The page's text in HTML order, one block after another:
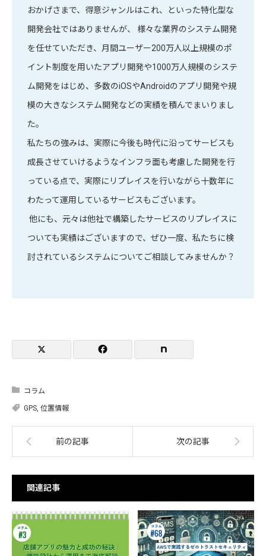
おかげさまで、得意ジャンルはこれ、といった特化型な
開発会社ではありませんが、 様々な業界のシステム開発
を任せていただき、月間ユーザー200万人以上規模のポ
イント制度を用いたアプリ開発や1000万人規模のシステ
ム開発をはじめ、多数のiOSやAndroidのアプリ開発や規
模の大きなシステム開発などの実績を積んでまいりまし
た。
私たちの強みは、実際に今後も時代に沿ってサービスも
成長させていけるようなインフラ面も考慮した開発を行
っている点で、実際にリプレイスを行いながら十数年に
わたって運用しているサービスもございます。
他にも、元々は他社で構築したサービスのリプレイスに
ついても実績はございますので、ぜひ一度、私たちに検
討されているシステムについてご相談してみませんか？
コラム
GPS, 位置情報
前の記事 次の記事
関連記事